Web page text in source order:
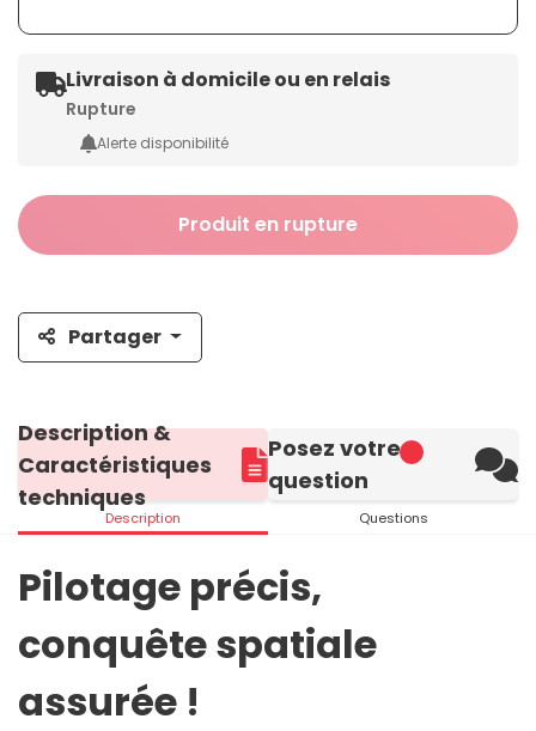
Livraison à domicile ou en relais
Rupture
Alerte disponibilité
Produit en rupture
Partager
Description &
Caractéristiques
techniques
Description
Posez votre
question
Questions
Pilotage précis,
conquête spatiale
assurée !